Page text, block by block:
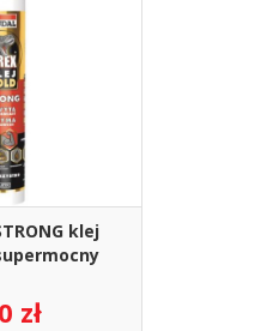
klej
zł